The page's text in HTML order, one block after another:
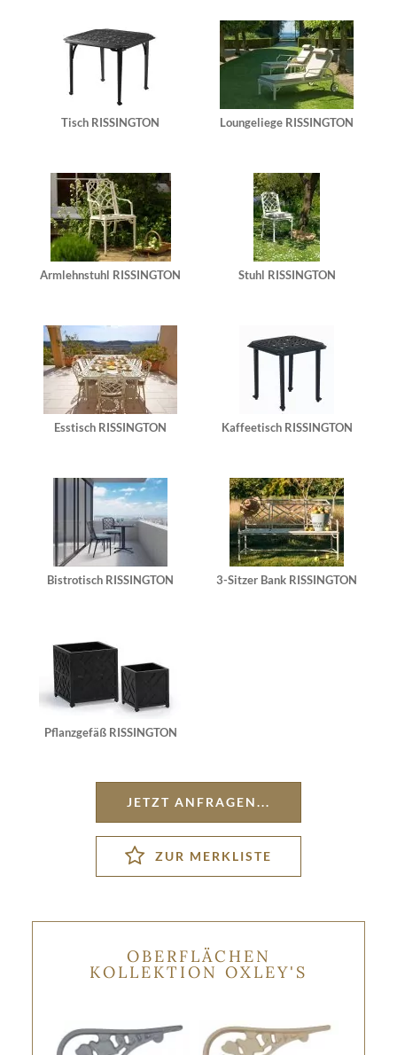
Tisch RISSINGTON Loungeliege RISSINGTON
Armlehnstuhl RISSINGTON Stuhl RISSINGTON
Esstisch RISSINGTON Kaffeetisch RISSINGTON
Bistrotisch RISSINGTON 3-Sitzer Bank RISSINGTON
Pflanzgefäß RISSINGTON
JETZT ANFRAGEN...
OBERFLÄCHEN
KOLLEKTION OXLEY'S